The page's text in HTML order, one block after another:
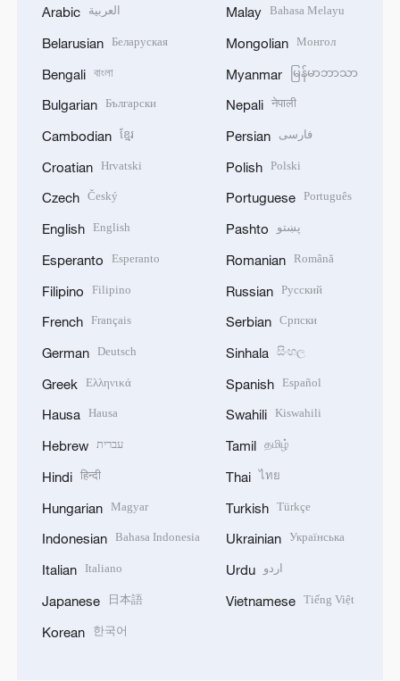
Arabic العربية
Belarusian Беларуская
Bengali বাংলা
Bulgarian Български
Cambodian ខ្មែរ
Croatian Hrvatski
Czech Český
English English
Esperanto Esperanto
Filipino Filipino
French Français
German Deutsch
Greek Ελληνικά
Hausa Hausa
Hebrew עברית
Hindi हिन्दी
Hungarian Magyar
Indonesian Bahasa Indonesia
Italian Italiano
Japanese 日本語
Korean 한국어
Malay Bahasa Melayu
Mongolian Монгол
Myanmar မြန်မာဘာသာ
Nepali नेपाली
Persian فارسی
Polish Polski
Portuguese Português
Pashto پښتو
Romanian Română
Russian Русский
Serbian Српски
Sinhala සිංහල
Spanish Español
Swahili Kiswahili
Tamil தமிழ்
Thai ไทย
Turkish Türkçe
Ukrainian Українська
Urdu اردو
Vietnamese Tiếng Việt